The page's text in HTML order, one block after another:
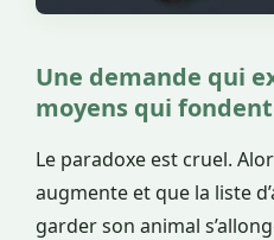
Une demande qui
moyens qui fondent
Le paradoxe est cruel.
augmente et que la liste
garder son animal